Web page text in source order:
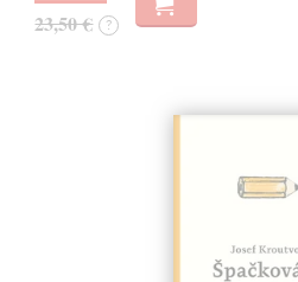
23,50 € ?